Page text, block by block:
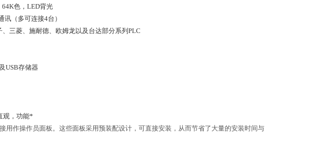
64K色，LED背光
讯（多可连接4台）
三菱、施耐德、欧姆龙以及台达部分系列PLC
USB存储器
观，功能*
用作操作员面板。这些面板采用预装配设计，可直接安装，从而节省了大量的安装时间与